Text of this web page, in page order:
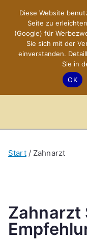
springen
Start Zahnarzt
Zahnarzt
Diese Website
Seite zu
(Google) für
Sie sich mit der
einverstanden.
Sie in
OK